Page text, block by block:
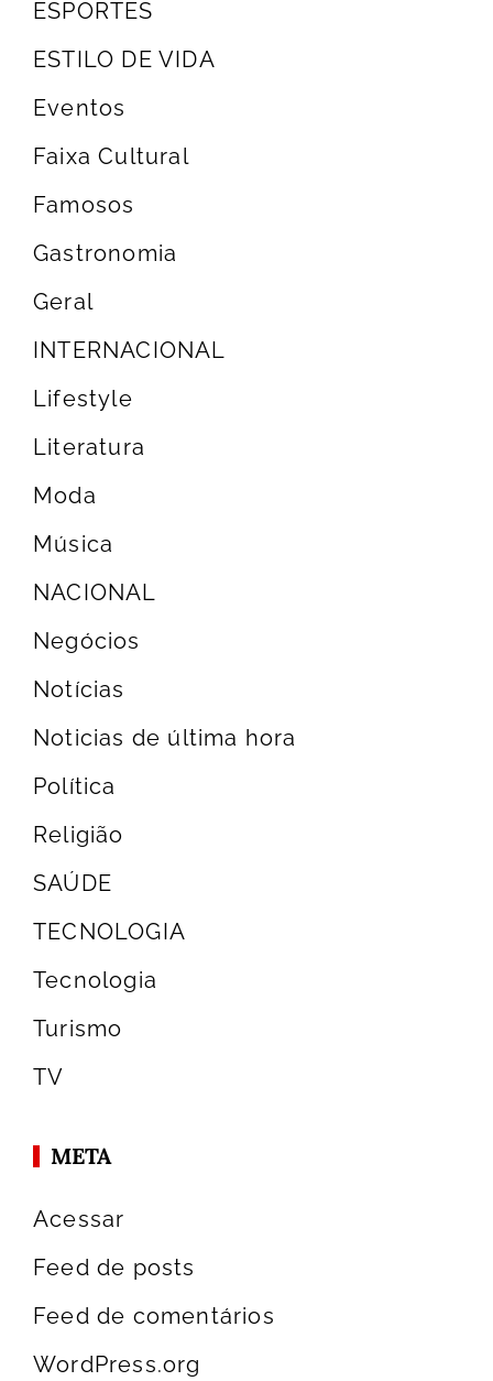
ESPORTES
ESTILO DE VIDA
Eventos
Faixa Cultural
Famosos
Gastronomia
Geral
INTERNACIONAL
Lifestyle
Literatura
Moda
Música
NACIONAL
Negócios
Notícias
Noticias de última hora
Política
Religião
SAÚDE
TECNOLOGIA
Tecnologia
Turismo
TV
META
Acessar
Feed de posts
Feed de comentários
WordPress.org